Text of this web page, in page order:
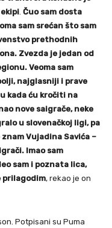
Čuo sam dosta
sam srećan što sam
prethodnih
Zvezda je jedan od
Veoma sam
najglasniji i prave
kada ću kročiti na
nove saigrače, neke
u slovenačkoj ligi, pa
Vujadina Savića –
Imao sam
sam i poznata lica,
prilagodim, rekao je on
Potpisani su Puma